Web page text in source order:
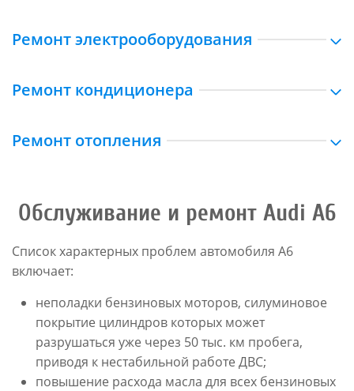
Ремонт электрооборудования
Ремонт кондиционера
Ремонт отопления
Обслуживание и ремонт Audi A6
Список характерных проблем автомобиля A6
включает:
неполадки бензиновых моторов, силуминовое
покрытие цилиндров которых может
разрушаться уже через 50 тыс. км пробега,
приводя к нестабильной работе ДВС;
повышение расхода масла для всех бензиновых